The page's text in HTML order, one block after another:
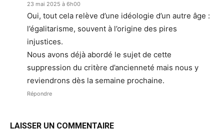
23 mai 2025 à 6h00
Oui, tout cela relève d’une idéologie d’un autre âge :
l’égalitarisme, souvent à l’origine des pires
injustices.
Nous avons déjà abordé le sujet de cette
suppression du critère d’ancienneté mais nous y
reviendrons dès la semaine prochaine.
Répondre
LAISSER UN COMMENTAIRE